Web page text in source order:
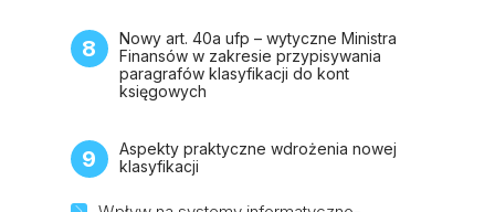
8
Nowy art. 40a ufp – wytyczne Ministra
Finansów w zakresie przypisywania
paragrafów klasyfikacji do kont
księgowych
9
Aspekty praktyczne wdrożenia nowej
klasyfikacji